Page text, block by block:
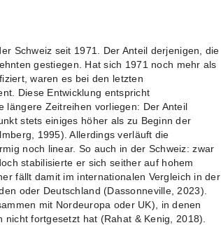
Schweiz seit 1971. Der Anteil derjenigen, die
gestiegen. Hat sich 1971 noch mehr als
waren es bei den letzten
Diese Entwicklung entspricht
längere Zeitreihen vorliegen: Der Anteil
stets einiges höher als zu Beginn der
1995). Allerdings verläuft die
noch linear. So auch in der Schweiz: zwar
stabilisierte er sich seither auf hohem
fällt damit im internationalen Vergleich in der
oder Deutschland (Dassonneville, 2023).
mit Nordeuropa oder UK), in denen
fortgesetzt hat (Rahat & Kenig, 2018).